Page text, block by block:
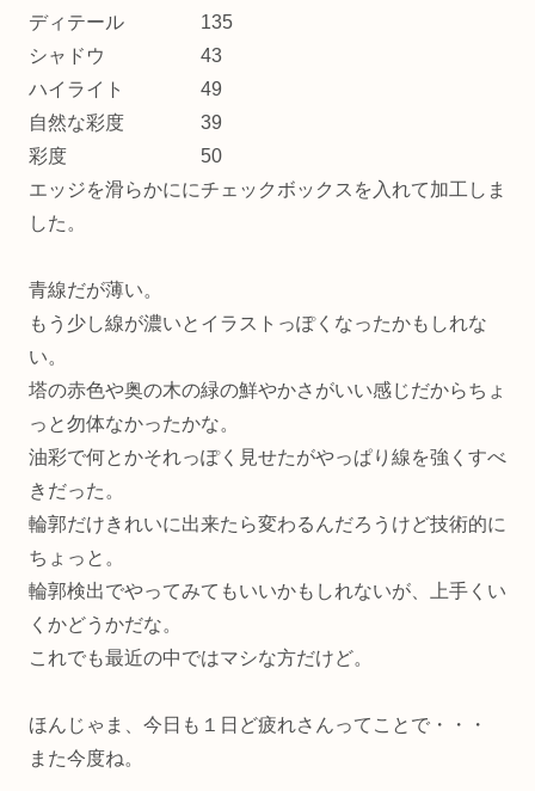
ディテール 135
シャドウ 43
ハイライト 49
自然な彩度 39
彩度 50
エッジを滑らかににチェックボックスを入れて加工しま
した。
青線だが薄い。
もう少し線が濃いとイラストっぽくなったかもしれな
い。
塔の赤色や奥の木の緑の鮮やかさがいい感じだからちょ
っと勿体なかったかな。
油彩で何とかそれっぽく見せたがやっぱり線を強くすべ
きだった。
輪郭だけきれいに出来たら変わるんだろうけど技術的に
ちょっと。
輪郭検出でやってみてもいいかもしれないが、上手くい
くかどうかだな。
これでも最近の中ではマシな方だけど。
ほんじゃま、今日も１日ど疲れさんってことで・・・
また今度ね。